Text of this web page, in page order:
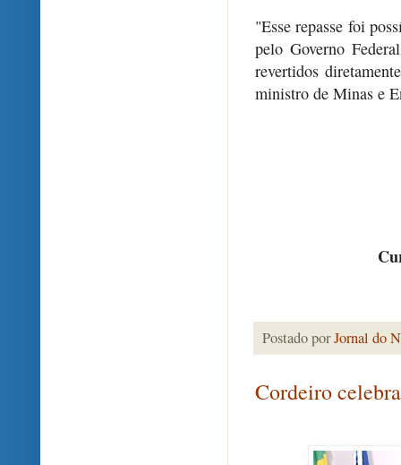
"Esse repasse foi
pelo Governo
revertidos
ministro de Minas e
Postado porJornal do
Cordeiro